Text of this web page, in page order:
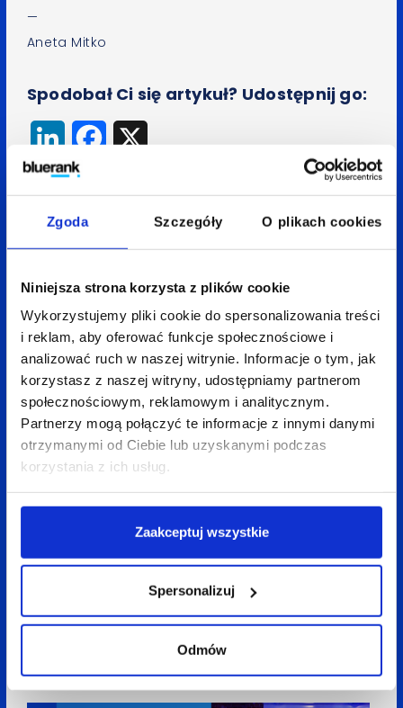
Zgoda Szczegóły O plikach cookies
Niniejsza strona korzysta z plików cookie
Wykorzystujemy pliki cookie do spersonalizowania treści
i reklam, aby oferować funkcje społecznościowe i
analizować ruch w naszej witrynie. Informacje o tym, jak
korzystasz z naszej witryny, udostępniamy partnerom
społecznościowym, reklamowym i analitycznym.
Partnerzy mogą połączyć te informacje z innymi danymi
otrzymanymi od Ciebie lub uzyskanymi podczas
korzystania z ich usług.
Zaakceptuj wszystkie
Spersonalizuj
Odmów
—
Aneta Mitko
Spodobał Ci się artykuł? Udostępnij go:
LinkedInFacebook
Wróć do bloga
Zobacz także:
Anita Treścińska
Social = wyszukiwarka. Jak Gen Z zmieniło sposób
szukania informacji i co to oznacza dla SEO w